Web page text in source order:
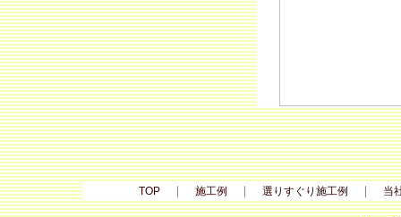
TOP｜ 施工例 ｜ 選りすぐり施工例 ｜ 当